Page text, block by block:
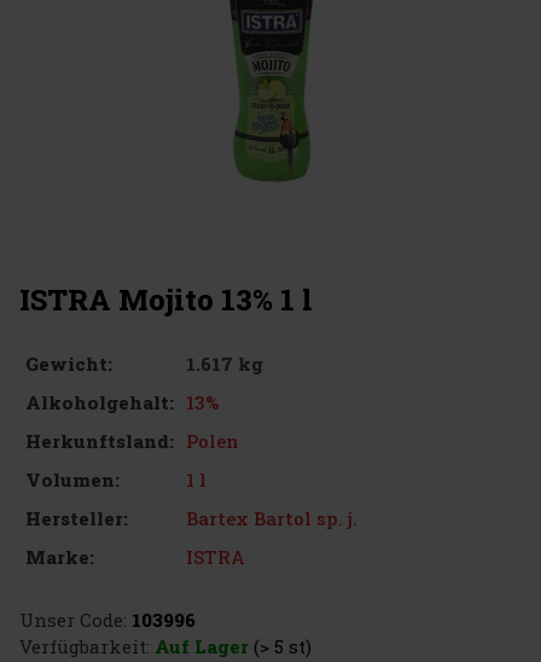
ISTRA Mojito 13% 1 l
Gewicht:
1.617 kg
Alkoholgehalt: 13%
Herkunftsland: Polen
Volumen:
1 l
Hersteller:
Bartex Bartol sp. j.
Marke:
ISTRA
Unser Code: 103996
Verfügbarkeit: Auf Lager (> 5 st)